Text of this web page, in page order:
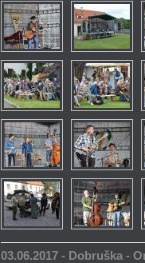
03.06.2017 - Dobruška -